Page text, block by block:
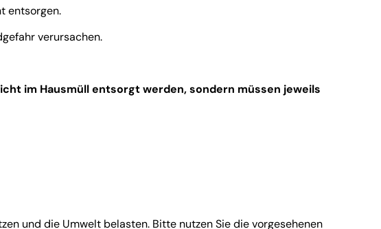
entsorgen.
verursachen.
im Hausmüll entsorgt werden, sondern müssen jeweils
und die Umwelt belasten. Bitte nutzen Sie die vorgesehenen